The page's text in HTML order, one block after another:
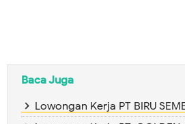
Baca Juga
Lowongan Kerja PT BIRU